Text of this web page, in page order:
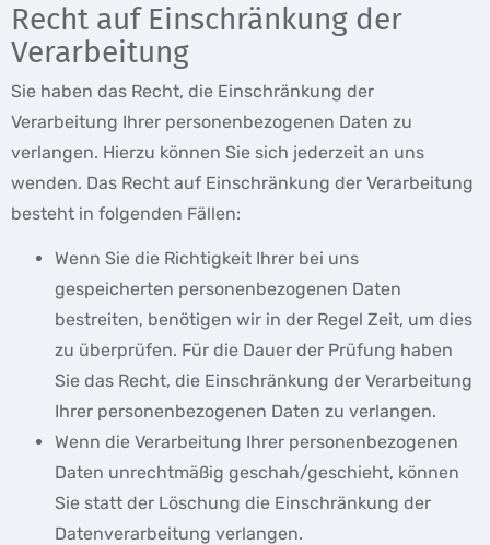
Recht auf Einschränkung der
Verarbeitung
Sie haben das Recht, die Einschränkung der
Verarbeitung Ihrer personenbezogenen Daten zu
verlangen. Hierzu können Sie sich jederzeit an uns
wenden. Das Recht auf Einschränkung der Verarbeitung
besteht in folgenden Fällen:
Wenn Sie die Richtigkeit Ihrer bei uns
gespeicherten personenbezogenen Daten
bestreiten, benötigen wir in der Regel Zeit, um dies
zu überprüfen. Für die Dauer der Prüfung haben
Sie das Recht, die Einschränkung der Verarbeitung
Ihrer personenbezogenen Daten zu verlangen.
Wenn die Verarbeitung Ihrer personenbezogenen
Daten unrechtmäßig geschah/geschieht, können
Sie statt der Löschung die Einschränkung der
Datenverarbeitung verlangen.